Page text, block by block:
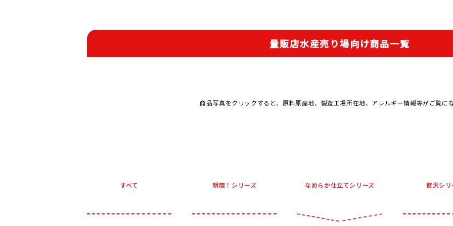
量販店水産売り場向け商品一覧
商品写真をクリックすると、原料原産地、製造工場所在地、アレルギー情報等がご覧に
すべて 朝競！シリーズ なめらか仕立てシリーズ 贅沢シリ